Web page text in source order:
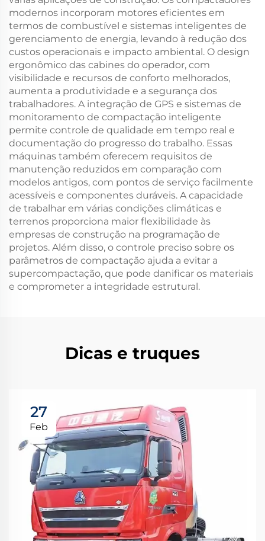
modernos incorporam motores eficientes em
termos de combustível e sistemas inteligentes de
gerenciamento de energia, levando à redução dos
custos operacionais e impacto ambiental. O design
ergonômico das cabines do operador, com
visibilidade e recursos de conforto melhorados,
aumenta a produtividade e a segurança dos
trabalhadores. A integração de GPS e sistemas de
monitoramento de compactação inteligente
permite controle de qualidade em tempo real e
documentação do progresso do trabalho. Essas
máquinas também oferecem requisitos de
manutenção reduzidos em comparação com
modelos antigos, com pontos de serviço facilmente
acessíveis e componentes duráveis. A capacidade
de trabalhar em várias condições climáticas e
terrenos proporciona maior flexibilidade às
empresas de construção na programação de
projetos. Além disso, o controle preciso sobre os
parâmetros de compactação ajuda a evitar a
supercompactação, que pode danificar os materiais
e comprometer a integridade estrutural.
Dicas e truques
27
Feb